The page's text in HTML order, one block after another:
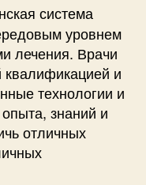
система
уровнем
лечения. Врачи
и
технологии и
знаний и
отличных